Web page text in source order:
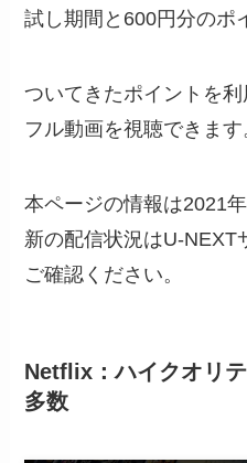
試し期間と600円分のポ
ついてきたポイントを
フル動画を視聴できます
本ページの情報は2021
新の配信状況はU-NEXT
ご確認ください。
Netflix：ハイクオリ
多数